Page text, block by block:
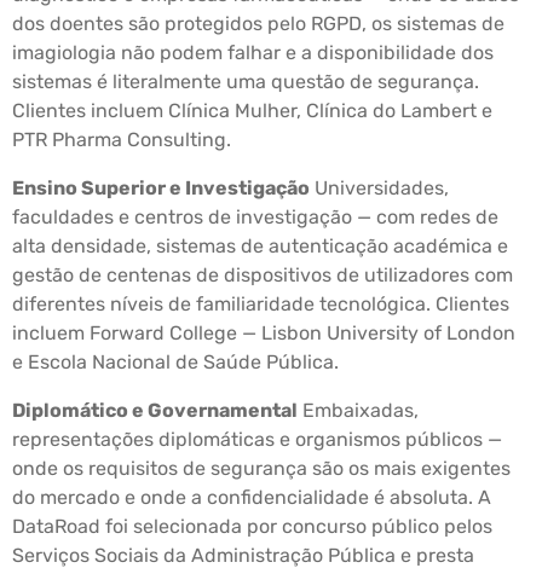
dos doentes são protegidos pelo RGPD, os sistemas de
imagiologia não podem falhar e a disponibilidade dos
sistemas é literalmente uma questão de segurança.
Clientes incluem Clínica Mulher, Clínica do Lambert e
PTR Pharma Consulting.
Ensino Superior e Investigação Universidades,
faculdades e centros de investigação — com redes de
alta densidade, sistemas de autenticação académica e
gestão de centenas de dispositivos de utilizadores com
diferentes níveis de familiaridade tecnológica. Clientes
incluem Forward College — Lisbon University of London
e Escola Nacional de Saúde Pública.
Diplomático e Governamental Embaixadas,
representações diplomáticas e organismos públicos —
onde os requisitos de segurança são os mais exigentes
do mercado e onde a confidencialidade é absoluta. A
DataRoad foi selecionada por concurso público pelos
Serviços Sociais da Administração Pública e presta